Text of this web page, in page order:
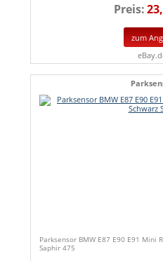
Preis:
zum
Parksensor BMW E87 E90 E91 Mini
Saphir 475